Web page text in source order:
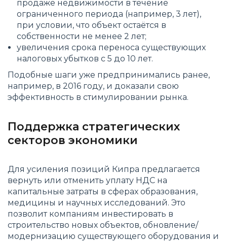
продаже недвижимости в течение
ограниченного периода (например, 3 лет),
при условии, что объект остаётся в
собственности не менее 2 лет;
увеличения срока переноса существующих
налоговых убытков с 5 до 10 лет.
Подобные шаги уже предпринимались ранее,
например, в 2016 году, и доказали свою
эффективность в стимулировании рынка.
Поддержка стратегических
секторов экономики
Для усиления позиций Кипра предлагается
вернуть или отменить уплату НДС на
капитальные затраты в сферах образования,
медицины и научных исследований. Это
позволит компаниям инвестировать в
строительство новых объектов, обновление/
модернизацию существующего оборудования и